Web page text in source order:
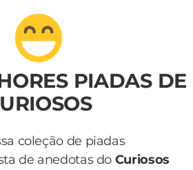
PIADAS DE
coleção de piadas
de anedotas do Curiosos